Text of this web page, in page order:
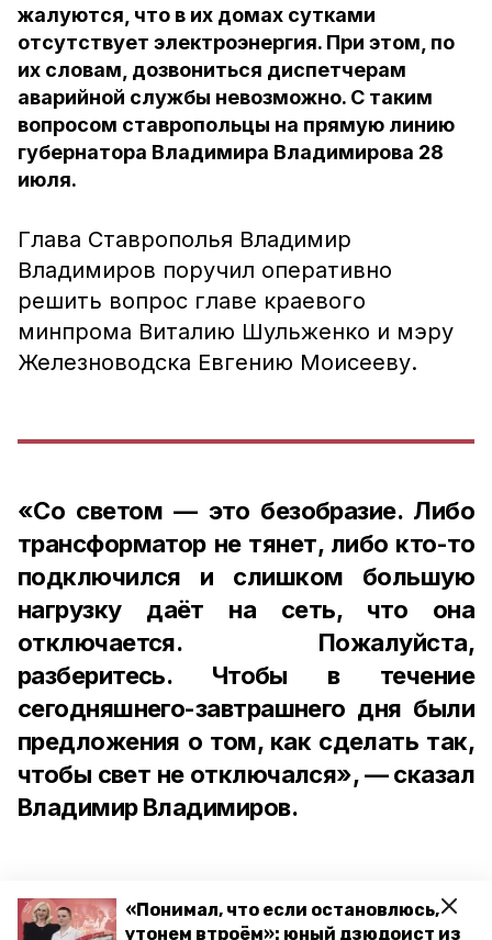
«Понимал, что если остановлюсь,
утонем втроём»: юный дзюдоист из
жалуются, что в их домах сутками
отсутствует электроэнергия. При этом, по
их словам, дозвониться диспетчерам
аварийной службы невозможно. С таким
вопросом ставропольцы на прямую линию
губернатора Владимира Владимирова 28
июля.
Глава Ставрополья Владимир
Владимиров поручил оперативно
решить вопрос главе краевого
минпрома Виталию Шульженко и мэру
Железноводска Евгению Моисееву.
«Со светом — это безобразие. Либо
трансформатор не тянет, либо кто-то
подключился и слишком большую
нагрузку даёт на сеть, что она
отключается. Пожалуйста,
разберитесь. Чтобы в течение
сегодняшнего-завтрашнего дня были
предложения о том, как сделать так,
чтобы свет не отключался», — сказал
Владимир Владимиров.
Ранее губернатор Владимир